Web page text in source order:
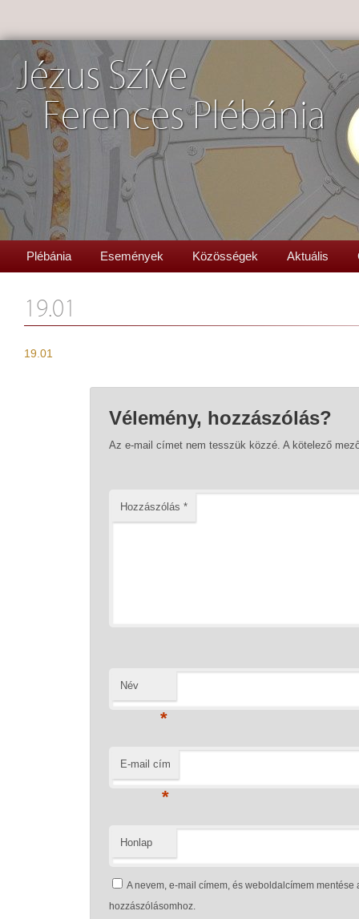
Jézus Szíve
Ferences Plébánia
Plébánia Események Közösségek Aktuális
19.01
19.01
Vélemény, hozzászólás?
Az e-mail címet nem tesszük közzé. A kötelező
Hozzászólás *
Név
*
E-mail cím
*
Honlap
A nevem, e-mail címem, és weboldalcímem
hozzászólásomhoz.